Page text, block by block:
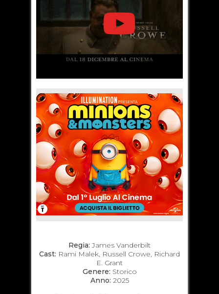
Regia: James Vanderbilt
Cast: Rami Malek, Russell Crowe, Richard
E. Grant
Genere: Storico
Anno: 2025